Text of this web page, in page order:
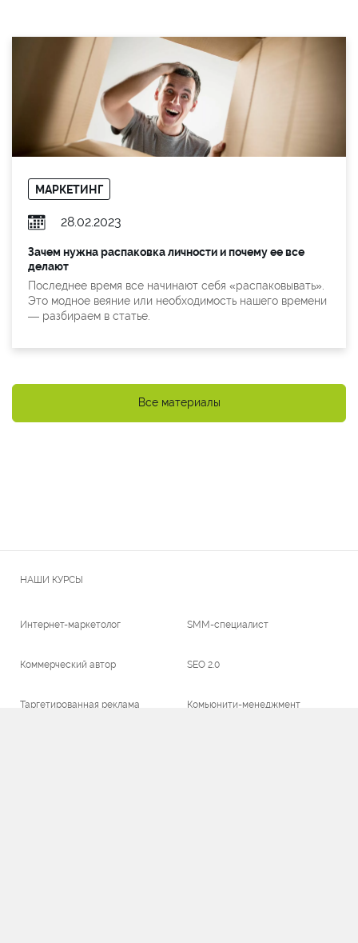
МАРКЕТИНГ
28.02.2023
Зачем нужна распаковка личности и почему ее все
делают
Последнее время все начинают себя «распаковывать».
Это модное веяние или необходимость нашего времени
— разбираем в статье.
Все материалы
НАШИ КУРСЫ
Интернет-маркетолог SMM-специалист
Коммерческий автор SEO 2.0
Таргетированная реклама Комьюнити-менеджмент